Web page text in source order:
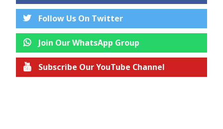
Follow Us On Twitter
Join Our WhatsApp Group
Subscribe Our YouTube Channel